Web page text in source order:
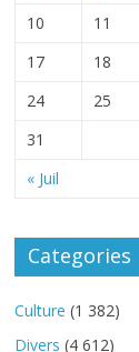
« Juil
10
11
17
18
24
25
31
Categories
Culture (1 382)
Divers (4 612)